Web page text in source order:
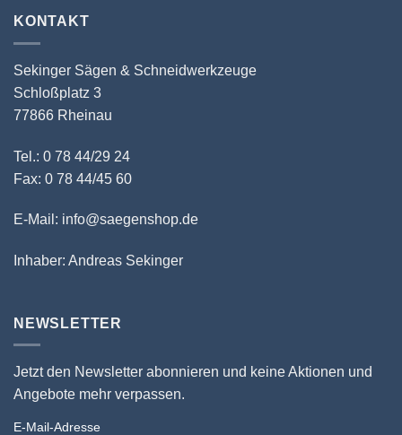
KONTAKT
Sekinger Sägen & Schneidwerkzeuge
Schloßplatz 3
77866 Rheinau
Tel.: 0 78 44/29 24
Fax: 0 78 44/45 60
E-Mail: info@saegenshop.de
Inhaber: Andreas Sekinger
NEWSLETTER
Jetzt den Newsletter abonnieren und keine Aktionen und
Angebote mehr verpassen.
E-Mail-Adresse